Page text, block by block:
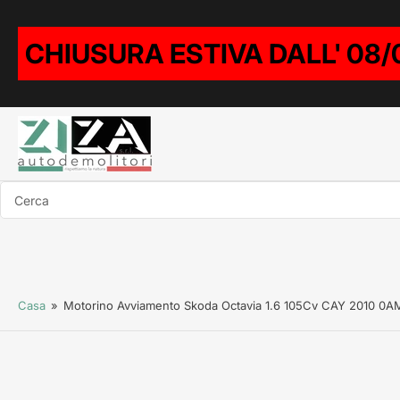
CHIUSURA ESTIVA DALL'
Casa » Motorino Avviamento Skoda Octavia 1.6 105Cv CAY 2010